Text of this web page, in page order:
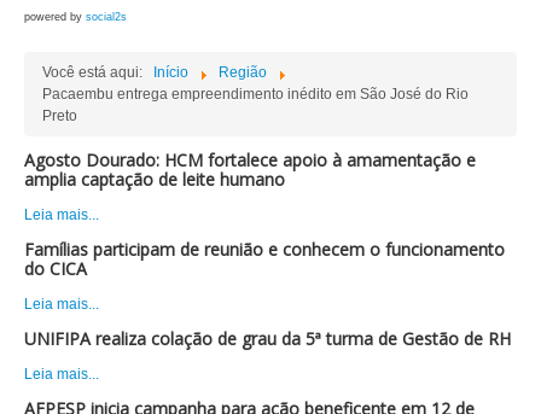
powered by social2s
Você está aqui: Início
Região
Pacaembu entrega empreendimento inédito em São José do Rio
Preto
Agosto Dourado: HCM fortalece apoio à amamentação e
amplia captação de leite humano
Leia mais...
Famílias participam de reunião e conhecem o funcionamento
do CICA
Leia mais...
UNIFIPA realiza colação de grau da 5ª turma de Gestão de RH
Leia mais...
AFPESP inicia campanha para ação beneficente em 12 de